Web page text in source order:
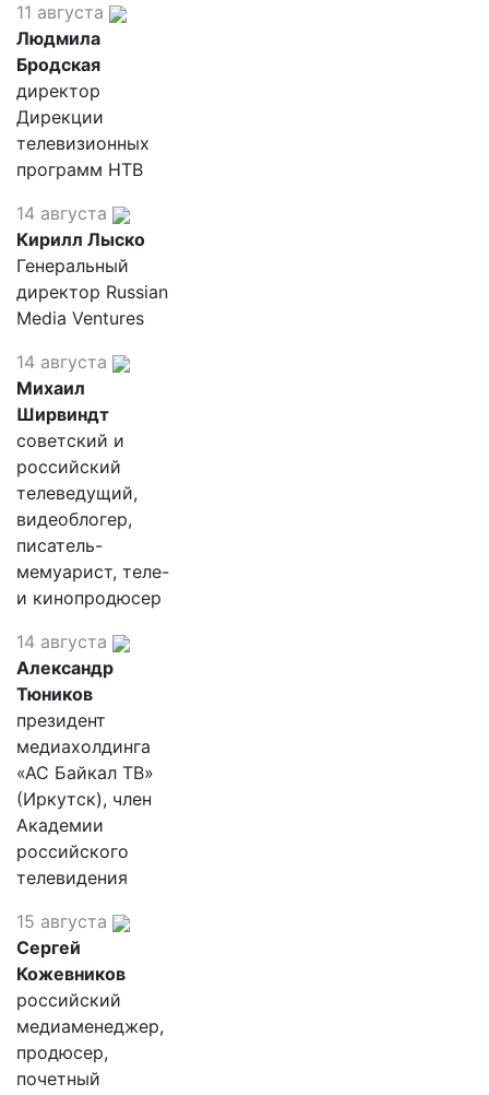
11 августа
Людмила
Бродская
директор
Дирекции
телевизионных
программ НТВ
14 августа
Кирилл Лыско
Генеральный
директор Russian
Media Ventures
14 августа
Михаил
Ширвиндт
советский и
российский
телеведущий,
видеоблогер,
писатель-
мемуарист, теле-
и кинопродюсер
14 августа
Александр
Тюников
президент
медиахолдинга
«АС Байкал ТВ»
(Иркутск), член
Академии
российского
телевидения
15 августа
Сергей
Кожевников
российский
медиаменеджер,
продюсер,
почетный